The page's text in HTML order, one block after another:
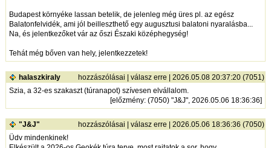
Budapest környéke lassan betelik, de jelenleg még üres pl. az egész
Balatonfelvidék, ami jól beilleszthető egy augusztusi balatoni nyaralásba...
Na, és jelentkezőket vár az őszi Északi középhegység!
Tehát még bőven van hely, jelentkezzetek!
halaszkiraly hozzászólásai |válasz erre | 2026.05.08 20:37:20 (7051)
Szia, a 32-es szakaszt (túranapot) szívesen elvállalom.
[előzmény: (7050) "J&J", 2026.05.06 18:36:36]
"J&J" hozzászólásai |válasz erre | 2026.05.06 18:36:36 (7050)
Üdv mindenkinek!